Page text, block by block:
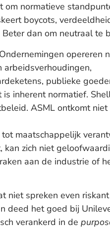
om normatieve
boycots,
dan om neutraal te
opereren
publieke
inherent normatief.
ASML ontkomt niet
maatschappelijk
zich niet
aan de industrie of
niet spreken even
deed het goed bij
verankerd in de